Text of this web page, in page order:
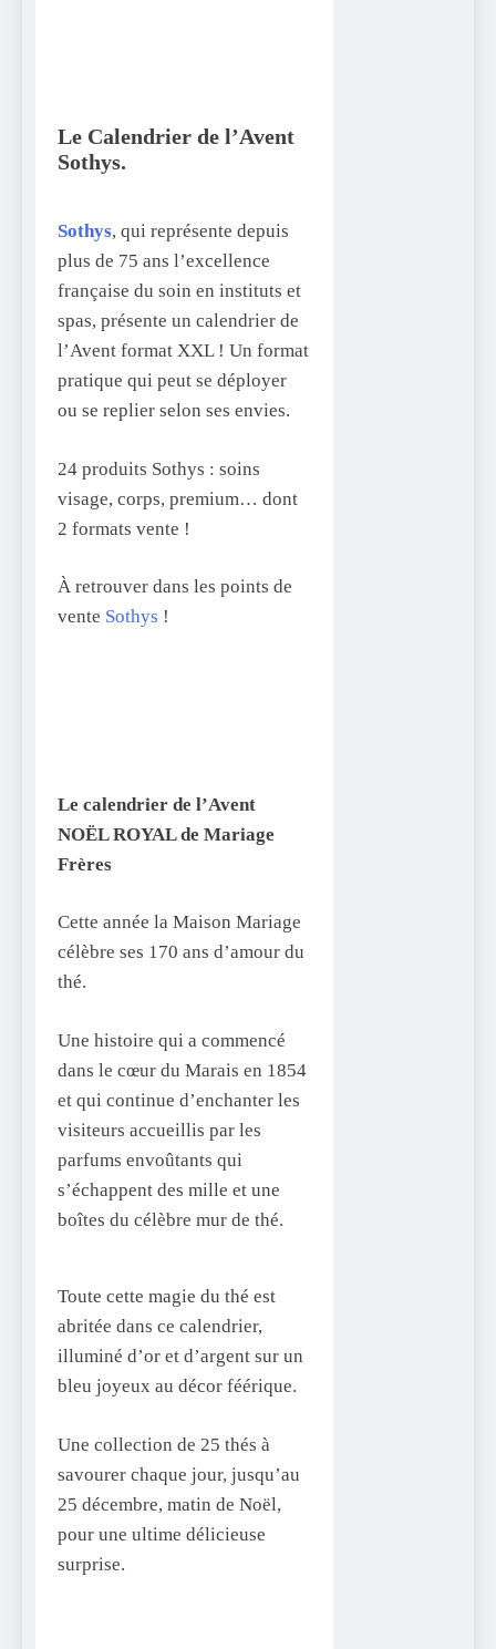
Le Calendrier de l’Avent
Sothys.
Sothys, qui représente depuis
plus de 75 ans l’excellence
française du soin en instituts et
spas, présente un calendrier de
l’Avent format XXL ! Un format
pratique qui peut se déployer
ou se replier selon ses envies.
24 produits Sothys : soins
visage, corps, premium… dont
2 formats vente !
À retrouver dans les points de
vente Sothys !
Le calendrier de l’Avent
NOËL ROYAL de Mariage
Frères
Cette année la Maison Mariage
célèbre ses 170 ans d’amour du
thé.
Une histoire qui a commencé
dans le cœur du Marais en 1854
et qui continue d’enchanter les
visiteurs accueillis par les
parfums envoûtants qui
s’échappent des mille et une
boîtes du célèbre mur de thé.
Toute cette magie du thé est
abritée dans ce calendrier,
illuminé d’or et d’argent sur un
bleu joyeux au décor féérique.
Une collection de 25 thés à
savourer chaque jour, jusqu’au
25 décembre, matin de Noël,
pour une ultime délicieuse
surprise.